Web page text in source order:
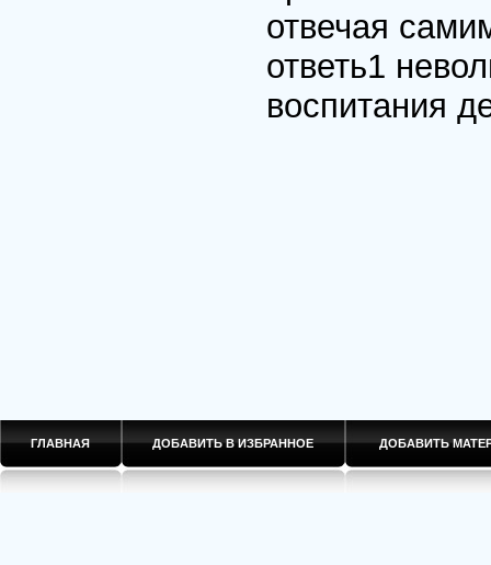
отвечая
ответь1
воспитания
ГЛАВНАЯ ДОБАВИТЬ В ИЗБРАННОЕ ДОБАВИТЬ